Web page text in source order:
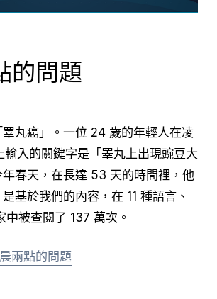
的問題
丸癌」。一位 24 歲的年輕人在凌
輸入的關鍵字是「睪丸上出現豌豆大
春天，在長達 53 天的時間裡，他
基於我們的內容，在 11 種語言、
中被查閱了 137 萬次。
兩點的問題